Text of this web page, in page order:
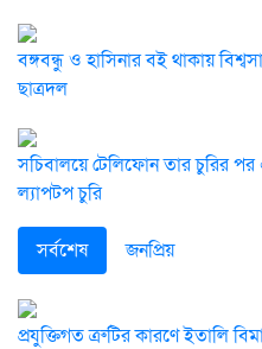
বঙ্গবন্ধু ও হাসিনার বই থাকায়
ছাত্রদল
সচিবালয়ে টেলিফোন তার চুরির পর
ল্যাপটপ চুরি
সর্বশেষ জনপ্রিয়
প্রযুক্তিগত ত্রুটির কারণে ইতালি